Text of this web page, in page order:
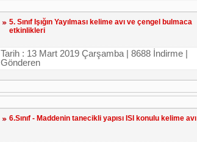
5. Sınıf Işığın Yayılması kelime avı ve çengel bulmaca
etkinlikleri
Tarih : 13 Mart 2019 Çarşamba | 8688 İndirme |
Gönderen
6.Sınıf - Maddenin tanecikli yapısı ISI konulu kelime avı